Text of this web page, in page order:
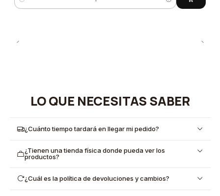
Quantity
LO QUE NECESITAS SABER
¿Cuánto tiempo tardará en llegar mi pedido?
¿Tienen una tienda física donde pueda ver los
productos?
¿Cuál es la política de devoluciones y cambios?